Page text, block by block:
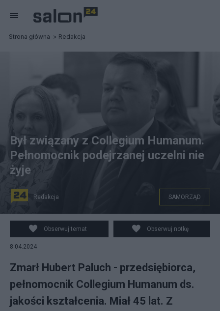
Strona główna Redakcja
Był związany z Collegium Humanum.
Pełnomocnik podejrzanej uczelni nie
żyje
Redakcja SAMORZĄD
Obserwuj temat Obserwuj notkę
8.04.2024
Zmarł Hubert Paluch - przedsiębiorca,
pełnomocnik Collegium Humanum ds.
jakości kształcenia. Miał 45 lat. Z